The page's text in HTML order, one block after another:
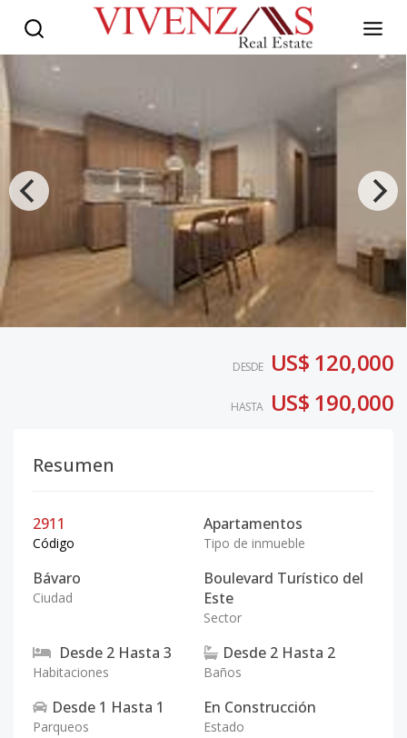
DESDE US$ 120,000
HASTA US$ 190,000
Resumen
2911
Código
Apartamentos
Tipo de inmueble
Bávaro
Ciudad
Boulevard Turístico del
Este
Sector
Desde 2 Hasta 3
Habitaciones
Desde 2 Hasta 2
Baños
Desde 1 Hasta 1
Parqueos
En Construcción
Estado